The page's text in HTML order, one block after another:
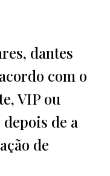
dantes
com o
VIP ou
de a
de